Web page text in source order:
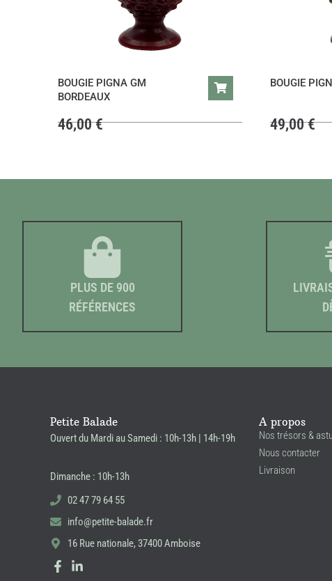
BOUGIE PIGNA GM
BORDEAUX
46,00€
BOUGIE
49,00€
PLUS DE 900
RÉFÉRENCES
Petite Balade
Ouvert du Mardi au Samedi : 10h-13h | 14h-19h
Dimanche : 10h-13h
02 47 79 64 55
info@petite-balade.fr
16 Rue nationale, 37400 Amboise
A propos
Nos trésors &
Nous contacter
Livraison